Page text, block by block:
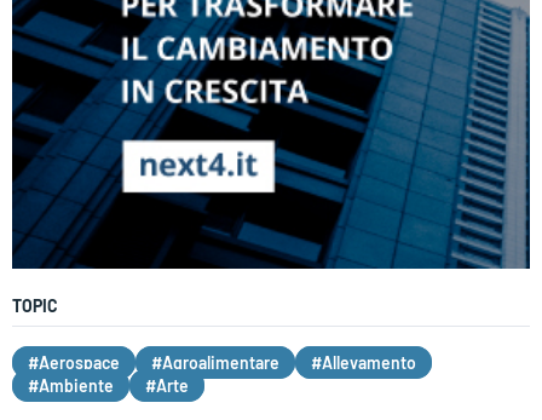
TOPIC
#Aerospace #Agroalimentare
#Allevamento
#Ambiente
#Arte